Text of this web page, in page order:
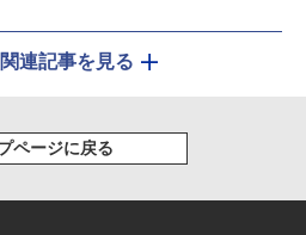
連記事を見る
ページに戻る